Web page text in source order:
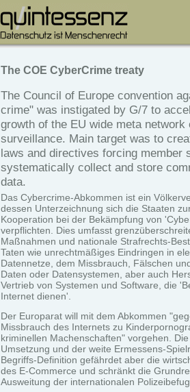
The COE CyberCrime treaty
The Council of Europe convention
crime" was instigated by G/7 to
growth of the EU wide meta network
surveillance. Main target was to
laws and directives forcing member
systematically collect and store
data.
Das Cybercrime-Abkommen ist ein
dessen Unterzeichnung sich die Staaten
Kooperation bei der Bekämpfung von
verpflichten. Dies umfasst
Maßnahmen und nationale Strafrechts-
Taten wie unrechtmäßiges Eindringen in
Datennetze, dem Missbrauch, Fälschen
Daten oder Datensystemen, aber auch
Vertrieb von Systemen und Software, die
Internet dienen'.
Der Europarat will mit dem Abkommen
Missbrauch des Internets zu
kriminellen Machenschaften" vorgehen.
Umsetzung und der weite Ermessens-
Begriffs-Definition gefährdet aber die
des E-Commerce und schränkt die
Ausweitung der internationalen